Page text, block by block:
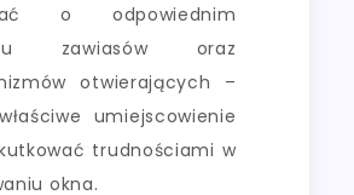
o odpowiednim
zawiasów oraz
otwierających –
umiejscowienie
trudnościami w
okna.